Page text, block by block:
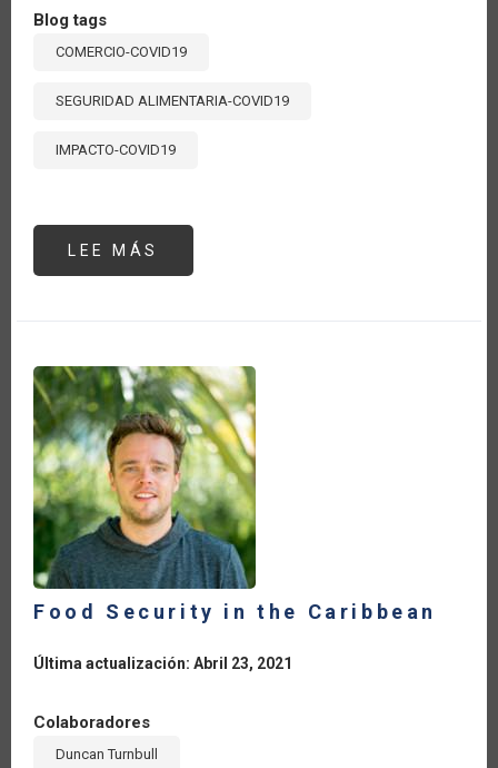
Blog tags
COMERCIO-COVID19
SEGURIDAD ALIMENTARIA-COVID19
IMPACTO-COVID19
LEE MÁS
TEMAS
EN
LA
DUODÉCIMA
CONFERENCIA
MINISTERIAL
DE
LA
OMC
Food Security in the Caribbean
Última actualización: Abril 23, 2021
Colaboradores
Duncan Turnbull